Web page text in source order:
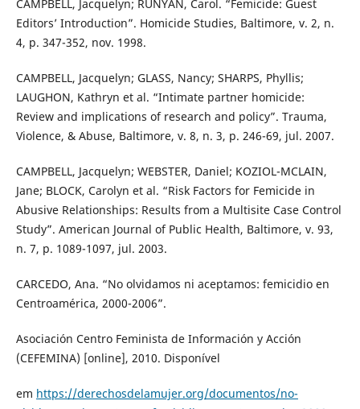
CAMPBELL, Jacquelyn; RUNYAN, Carol. “Femicide: Guest
Editors’ Introduction”. Homicide Studies, Baltimore, v. 2, n.
4, p. 347-352, nov. 1998.
CAMPBELL, Jacquelyn; GLASS, Nancy; SHARPS, Phyllis;
LAUGHON, Kathryn et al. “Intimate partner homicide:
Review and implications of research and policy”. Trauma,
Violence, & Abuse, Baltimore, v. 8, n. 3, p. 246-69, jul. 2007.
CAMPBELL, Jacquelyn; WEBSTER, Daniel; KOZIOL-MCLAIN,
Jane; BLOCK, Carolyn et al. “Risk Factors for Femicide in
Abusive Relationships: Results from a Multisite Case Control
Study”. American Journal of Public Health, Baltimore, v. 93,
n. 7, p. 1089-1097, jul. 2003.
CARCEDO, Ana. “No olvidamos ni aceptamos: femicidio en
Centroamérica, 2000-2006”.
Asociación Centro Feminista de Información y Acción
(CEFEMINA) [online], 2010. Disponível
em https://derechosdelamujer.org/documentos/no-